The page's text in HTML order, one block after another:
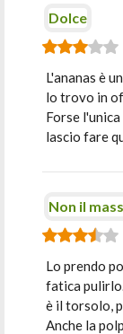
Dolce
L'ananas è
lo trovo in
Forse
lascio fare
Non il
Lo prendo
fatica
è il torsolo,
Anche la